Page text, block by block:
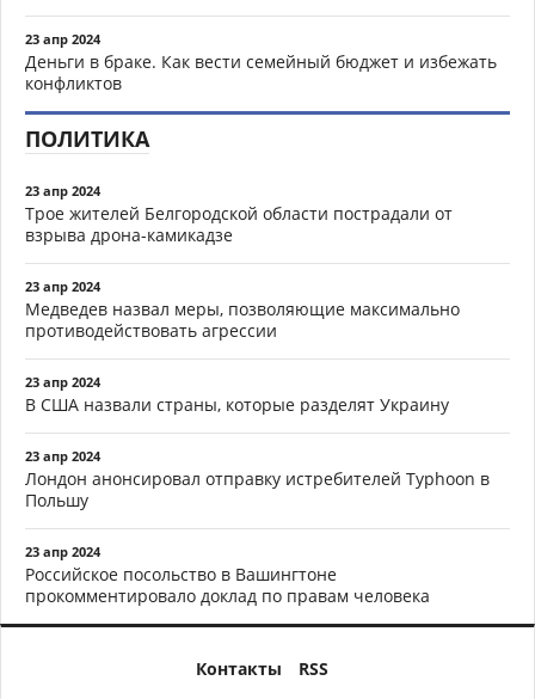
23 апр 2024
Деньги в браке. Как вести семейный бюджет и избежать
конфликтов
ПОЛИТИКА
23 апр 2024
Трое жителей Белгородской области пострадали от
взрыва дрона-камикадзе
23 апр 2024
Медведев назвал меры, позволяющие максимально
противодействовать агрессии
23 апр 2024
В США назвали страны, которые разделят Украину
23 апр 2024
Лондон анонсировал отправку истребителей Typhoon в
Польшу
23 апр 2024
Российское посольство в Вашингтоне
прокомментировало доклад по правам человека
Контакты RSS